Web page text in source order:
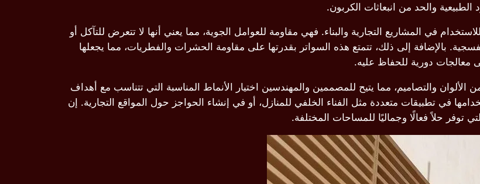
والحد من انبعاثات الكربون.
في المشاريع التجارية والبناء. فهي مقاومة للعوامل الجوية، مما يعني أنها لا تتعرض للتآكل أو
بالإضافة إلى ذلك، تتمتع هذه السواتر بقدرتها على مقاومة الحشرات والفطريات، مما يجعلها
معالجات دورية للحفاظ عليه.
والتصاميم، مما يتيح للمصممين والمهندسين اختيار الأنماط المناسبة التي تتناسب مع أهداف
في تطبيقات متعددة مثل الفناء الخلفي للمنازل، أو في إنشاء الحواجز حول المواقع التجارية. إن
توفر حلاً فعالًا وجماليًا للمساحات المختلفة.